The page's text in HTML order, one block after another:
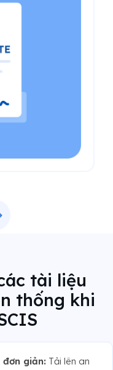
tài liệu
thống khi
giản: Tải lên an